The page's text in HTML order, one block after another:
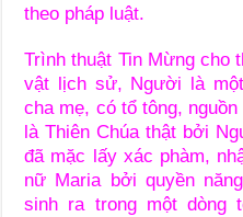
theo pháp luật.
Trình thuật Tin Mừng cho
vật lịch sử, Người là
cha mẹ, có tổ tông,
là Thiên Chúa thật bởi
đã mặc lấy xác phàm,
nữ Maria bởi quyền
sinh ra trong một dòng